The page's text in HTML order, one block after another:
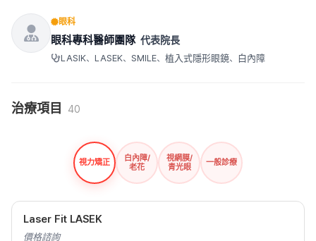
眼科
眼科專科醫師團隊 代表院長
LASIK、LASEK、SMILE、植入式隱形眼鏡、白內障
治療項目 40
視力矯正
白內障/
老花
視網膜/
青光眼
一般診療
Laser Fit LASEK
價格諮詢